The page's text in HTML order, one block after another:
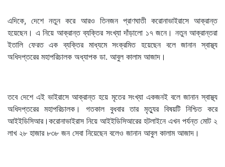
এদিকে, দেশে নতুন করে আরও তিনজন প্রাণঘাতী করোনাভাইরাসে আক্রান্ত
হয়েছেন। এ নিয়ে আক্রান্ত ব্যক্তির সংখ্যা দাঁড়ালো ১৭ জনে। নতুন আক্রান্তরা
ইতালি ফেরত এক ব্যক্তির মাধ্যমে সংক্রমিত হয়েছেন বলে জানান স্বাস্থ্য
অধিদপ্তরের মহাপরিচালক অধ্যাপক ডা. আবুল কালাম আজাদ।
তবে দেশে এই ভাইরাসে আক্রান্ত হয়ে মৃতের সংখ্যা একজনই বলে জানান স্বাস্থ্য
অধিদপ্তরের মহাপরিচালক। গতকাল বুধবার তার মৃত্যুর বিষয়টি নিশ্চিত করে
আইইডিসিআর।করোনাভাইরাস নিয়ে আইইডিসিআরের হটলাইনে এখন পর্যন্ত মোট ২
লাখ ২৮ হাজার ৮৩৮ জন সেবা নিয়েছেন বলেও জানান আবুল কালাম আজাদ।